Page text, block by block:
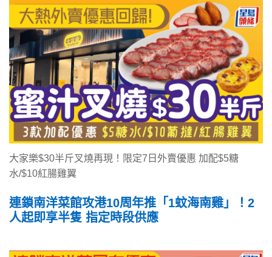
大家樂$30半斤叉燒再現！限定7日外賣優惠 加配$5糖
水/$10紅腸雞翼
連鎖南洋菜館攻港10周年推「1蚊海南雞」！2
人起即享半隻 指定時段供應